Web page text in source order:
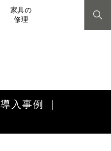
家具の
修理
導入事例